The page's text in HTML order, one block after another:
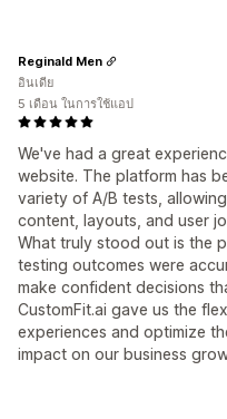
We've had a great
website. The platform has
variety of A/B tests,
content, layouts, and user
What truly stood out is the
testing outcomes were
make confident decisions
CustomFit.ai gave us the
experiences and optimize
impact on our business
Reginald Men
อินเดีย
5 เดือน ในการใช้แอป